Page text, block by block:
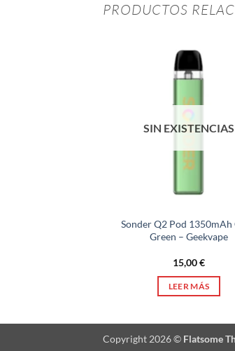
PRODUCTOS
SIN EXISTENCIAS
Sonder Q2 Pod 1350mAh
Green – Geekvape
15,00€
LEER MÁS
Copyright 2026 © Flatsome